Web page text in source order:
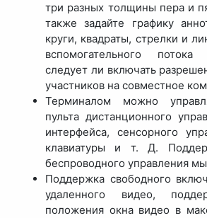
три разных толщины пера и
также задайте графику
круги, квадраты, стрелки и
вспомогательного
следует ли включать
участников на совместное
Терминалом можно
пульта дистанционного
интерфейса, сенсорного
клавиатуры и т. Д.
беспроводного управления
Поддержка свободного
удаленного видео,
положения окна видео в